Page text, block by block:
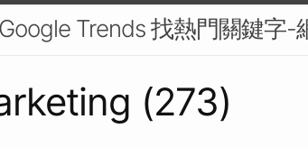
Trends 找熱門關鍵字-
(273)